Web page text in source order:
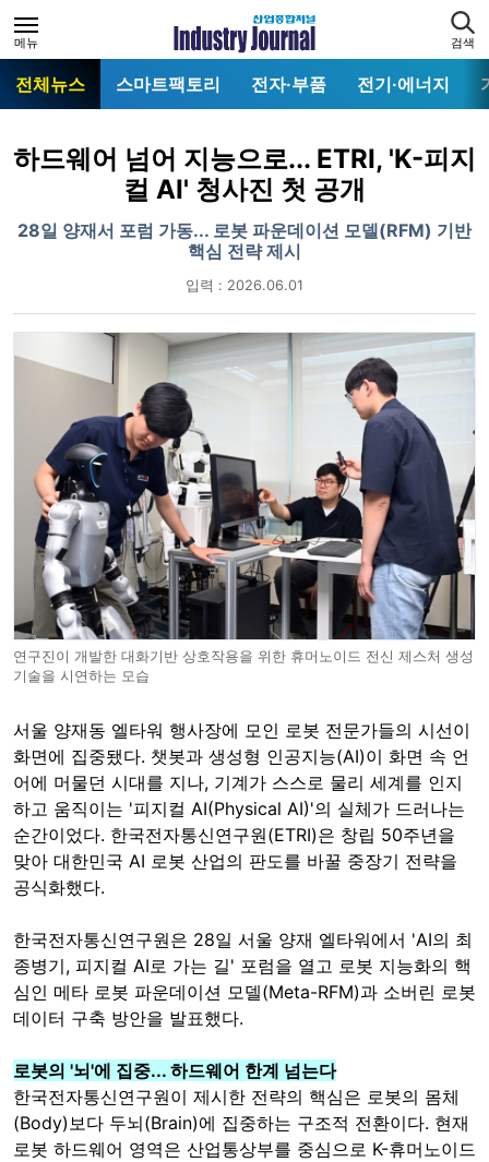
메뉴 검색
전체뉴스 스마트팩토리 전자·부품 전기·에너지
하드웨어 넘어 지능으로... ETRI, 'K-피지
컬 AI' 청사진 첫 공개
28일 양재서 포럼 가동... 로봇 파운데이션 모델(RFM) 기반
핵심 전략 제시
입력 : 2026.06.01
연구진이 개발한 대화기반 상호작용을 위한 휴머노이드 전신 제스처 생성
기술을 시연하는 모습
서울 양재동 엘타워 행사장에 모인 로봇 전문가들의 시선이
화면에 집중됐다. 챗봇과 생성형 인공지능(AI)이 화면 속 언
어에 머물던 시대를 지나, 기계가 스스로 물리 세계를 인지
하고 움직이는 '피지컬 AI(Physical AI)'의 실체가 드러나는
순간이었다. 한국전자통신연구원(ETRI)은 창립 50주년을
맞아 대한민국 AI 로봇 산업의 판도를 바꿀 중장기 전략을
공식화했다.
한국전자통신연구원은 28일 서울 양재 엘타워에서 'AI의 최
종병기, 피지컬 AI로 가는 길' 포럼을 열고 로봇 지능화의 핵
심인 메타 로봇 파운데이션 모델(Meta-RFM)과 소버린 로봇
데이터 구축 방안을 발표했다.
로봇의 '뇌'에 집중... 하드웨어 한계 넘는다
한국전자통신연구원이 제시한 전략의 핵심은 로봇의 몸체
(Body)보다 두뇌(Brain)에 집중하는 구조적 전환이다. 현재
로봇 하드웨어 영역은 산업통상부를 중심으로 K-휴머노이드